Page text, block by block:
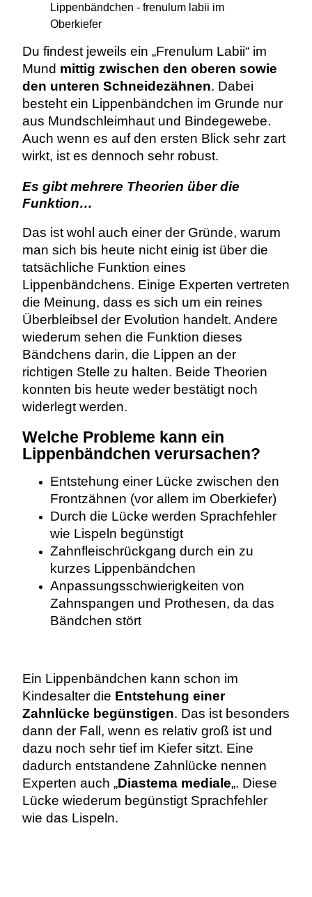
Lippenbändchen - frenulum labii im
Oberkiefer
Du findest jeweils ein „Frenulum Labii“ im
Mund mittig zwischen den oberen sowie
den unteren Schneidezähnen. Dabei
besteht ein Lippenbändchen im Grunde nur
aus Mundschleimhaut und Bindegewebe.
Auch wenn es auf den ersten Blick sehr zart
wirkt, ist es dennoch sehr robust.
Es gibt mehrere Theorien über die
Funktion…
Das ist wohl auch einer der Gründe, warum
man sich bis heute nicht einig ist über die
tatsächliche Funktion eines
Lippenbändchens. Einige Experten vertreten
die Meinung, dass es sich um ein reines
Überbleibsel der Evolution handelt. Andere
wiederum sehen die Funktion dieses
Bändchens darin, die Lippen an der
richtigen Stelle zu halten. Beide Theorien
konnten bis heute weder bestätigt noch
widerlegt werden.
Welche Probleme kann ein
Lippenbändchen verursachen?
Entstehung einer Lücke zwischen den
Frontzähnen (vor allem im Oberkiefer)
Durch die Lücke werden Sprachfehler
wie Lispeln begünstigt
Zahnfleischrückgang durch ein zu
kurzes Lippenbändchen
Anpassungsschwierigkeiten von
Zahnspangen und Prothesen, da das
Bändchen stört
Ein Lippenbändchen kann schon im
Kindesalter die Entstehung einer
Zahnlücke begünstigen. Das ist besonders
dann der Fall, wenn es relativ groß ist und
dazu noch sehr tief im Kiefer sitzt. Eine
dadurch entstandene Zahnlücke nennen
Experten auch „Diastema mediale„. Diese
Lücke wiederum begünstigt Sprachfehler
wie das Lispeln.